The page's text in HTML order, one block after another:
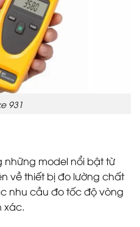
931
những model nổi bật từ
về thiết bị đo lường chất
nhu cầu đo tốc độ vòng
xác.